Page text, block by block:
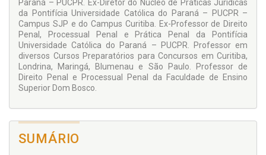
proporcionar neste livro, de forma científica, um instrumento
de trabalho a todos que direta ou indiretamente estejam
ligados à gloriosa Polícia Civil do Paraná.
Texto extraído e adaptado da apresentação contida nesta
obra.
Paraná – PUCPR. Ex-Diretor do Núcleo de Praticas Jurídicas
da Pontifícia Universidade Católica do Paraná – PUCPR –
Campus SJP e do Campus Curitiba. Ex-Professor de Direito
Penal, Processual Penal e Prática Penal da Pontifícia
Universidade Católica do Paraná – PUCPR. Professor em
diversos Cursos Preparatórios para Concursos em Curitiba,
Londrina, Maringá, Blumenau e São Paulo. Professor de
Direito Penal e Processual Penal da Faculdade de Ensino
Superior Dom Bosco.
SUMÁRIO